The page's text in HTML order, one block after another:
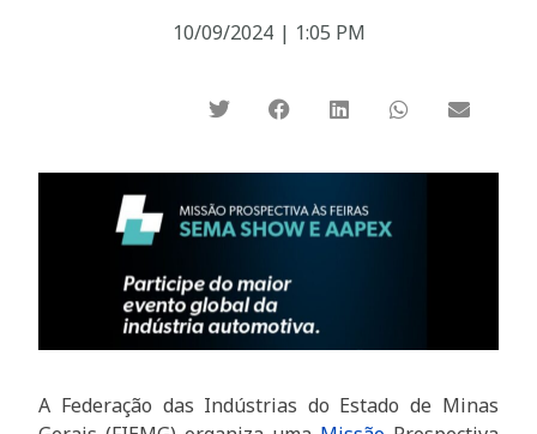
10/09/2024 | 1:05 PM
A Federação das Indústrias do Estado de Minas